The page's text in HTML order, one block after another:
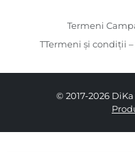
Termeni
TTermeni și condiții
© 2017-2026